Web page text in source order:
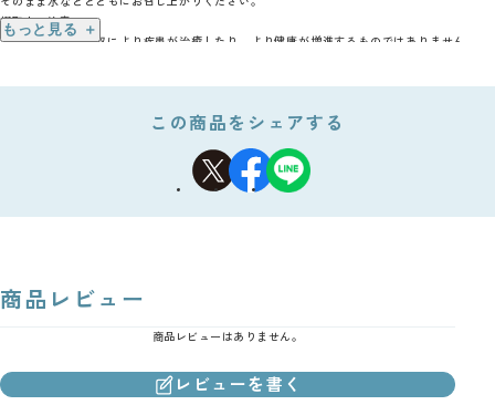
摂取上の注意
・本品は、多量摂取により疾患が治癒したり、より健康が増進するものではありません。
もっと見る ＋
この商品をシェアする
商品レビュー
商品レビューはありません。
レビューを書く